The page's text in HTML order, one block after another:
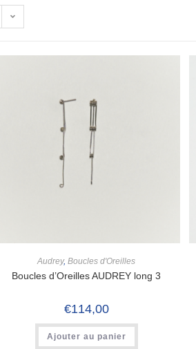
Audrey,Boucles d'Oreilles
Boucles d’Oreilles AUDREY long 3
€114,00
Ajouter au panier